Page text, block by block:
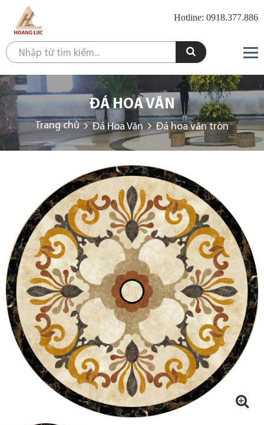
Hotline: 0918.377.886
ĐÁ HOA VĂN
Trang chủ Đá Hoa Văn Đá hoa văn tròn